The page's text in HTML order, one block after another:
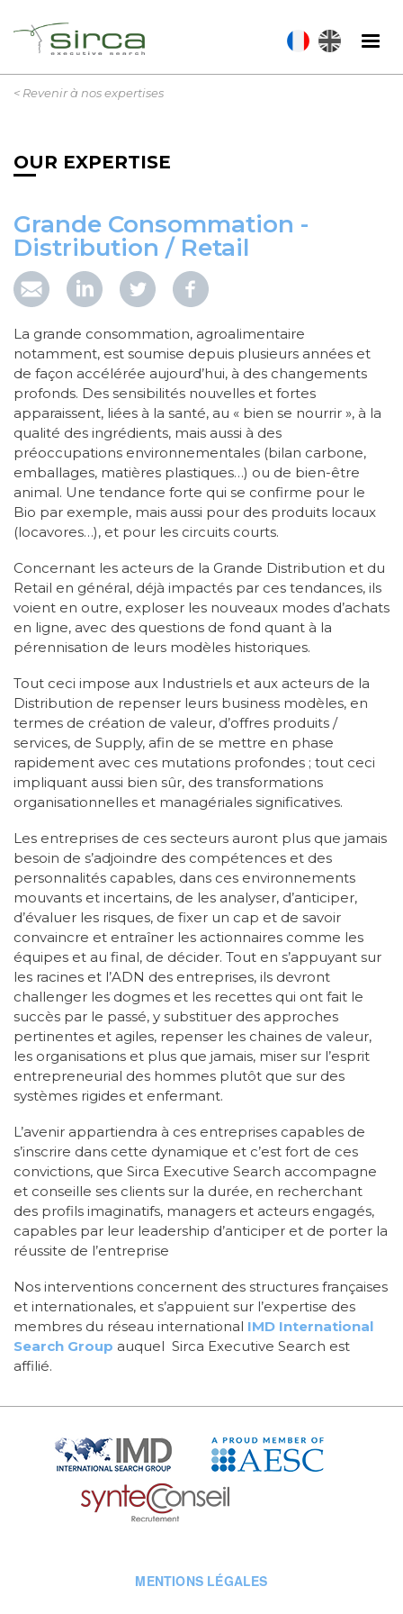
principal
< Revenir à nos expertises
OUR EXPERTISE
Grande Consommation -
Distribution / Retail
La grande consommation, agroalimentaire
notamment, est soumise depuis plusieurs années et
de façon accélérée aujourd’hui, à des changements
profonds. Des sensibilités nouvelles et fortes
apparaissent, liées à la santé, au « bien se nourrir », à la
qualité des ingrédients, mais aussi à des
préoccupations environnementales (bilan carbone,
emballages, matières plastiques…) ou de bien-être
animal. Une tendance forte qui se confirme pour le
Bio par exemple, mais aussi pour des produits locaux
(locavores…), et pour les circuits courts.
Concernant les acteurs de la Grande Distribution et du
Retail en général, déjà impactés par ces tendances, ils
voient en outre, exploser les nouveaux modes d’achats
en ligne, avec des questions de fond quant à la
pérennisation de leurs modèles historiques.
Tout ceci impose aux Industriels et aux acteurs de la
Distribution de repenser leurs business modèles, en
termes de création de valeur, d’offres produits /
services, de Supply, afin de se mettre en phase
rapidement avec ces mutations profondes ; tout ceci
impliquant aussi bien sûr, des transformations
organisationnelles et managériales significatives.
Les entreprises de ces secteurs auront plus que jamais
besoin de s’adjoindre des compétences et des
personnalités capables, dans ces environnements
mouvants et incertains, de les analyser, d’anticiper,
d’évaluer les risques, de fixer un cap et de savoir
convaincre et entraîner les actionnaires comme les
équipes et au final, de décider. Tout en s’appuyant sur
les racines et l’ADN des entreprises, ils devront
challenger les dogmes et les recettes qui ont fait le
succès par le passé, y substituer des approches
pertinentes et agiles, repenser les chaines de valeur,
les organisations et plus que jamais, miser sur l’esprit
entrepreneurial des hommes plutôt que sur des
systèmes rigides et enfermant.
L’avenir appartiendra à ces entreprises capables de
s’inscrire dans cette dynamique et c’est fort de ces
convictions, que Sirca Executive Search accompagne
et conseille ses clients sur la durée, en recherchant
des profils imaginatifs, managers et acteurs engagés,
capables par leur leadership d’anticiper et de porter la
réussite de l’entreprise
Nos interventions concernent des structures françaises
et internationales, et s’appuient sur l’expertise des
membres du réseau international IMD International
Search Group auquel Sirca Executive Search est
affilié.
Liens
externes
MENTIONS LÉGALES